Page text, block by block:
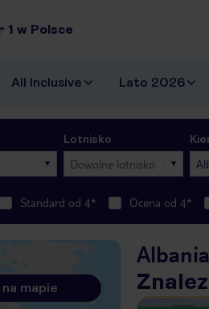
1 w Polsce
All Inclusive Lato 2026
Lotnisko
Dowolne lotnisko
Standard od 4* Ocena od 4*
mapie